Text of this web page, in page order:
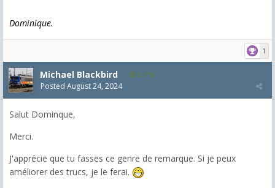
Dominique.
1
Michael Blackbird 5,718
Posted August 24, 2024
Salut Dominque,
Merci.
J'apprécie que tu fasses ce genre de remarque. Si je peux
améliorer des trucs, je le ferai.